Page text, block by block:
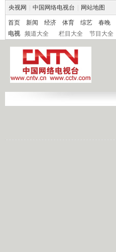
央视网 中国网络电视台 网站地图
首页 新闻 经济 体育 综艺 春晚
电视
频道大全 栏目大全 节目大全